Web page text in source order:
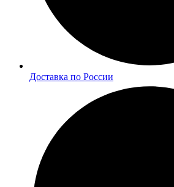
Доставка по России